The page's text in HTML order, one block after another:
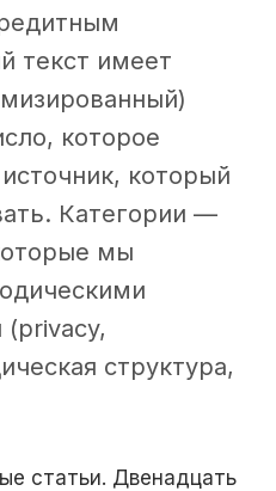
текст имеет
которое
который
Категории —
мы
структура,
статьи. Двенадцать